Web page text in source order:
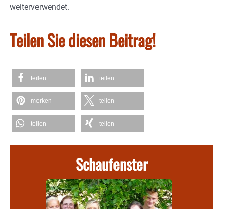
weiterverwendet.
Teilen Sie diesen Beitrag!
teilen teilen
merken teilen
teilen teilen
Schaufenster